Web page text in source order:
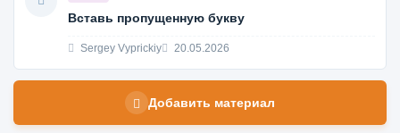
Вставь пропущенную букву
Sergey Vyprickiy 20.05.2026
Добавить материал